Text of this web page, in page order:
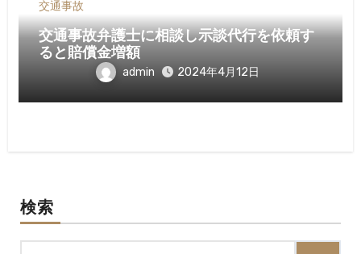
交通事故
交通事故弁護士に相談し示談代行を依頼す
ると賠償金増額
admin 2024年4月12日
検索